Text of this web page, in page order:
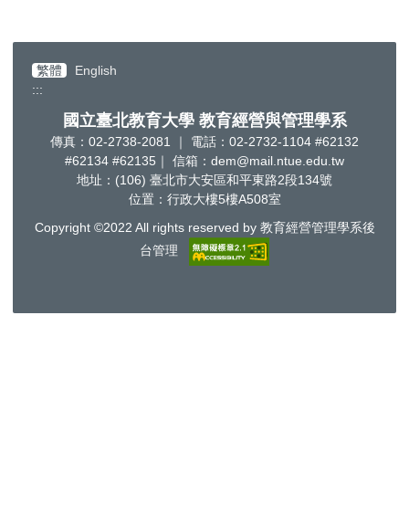
繁體
English
:::
國立臺北教育大學 教育經營與管理學系
傳真：02-2738-2081 ｜ 電話：02-2732-1104 #62132
#62134 #62135｜ 信箱：dem@mail.ntue.edu.tw
地址：(106) 臺北市大安區和平東路2段134號
位置：行政大樓5樓A508室
Copyright ©2022 All rights reserved by 教育經營管理學系後
台管理